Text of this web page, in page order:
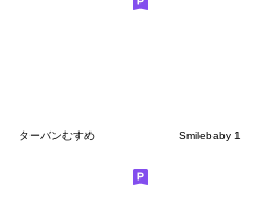
ターバンむすめ Smilebaby 1